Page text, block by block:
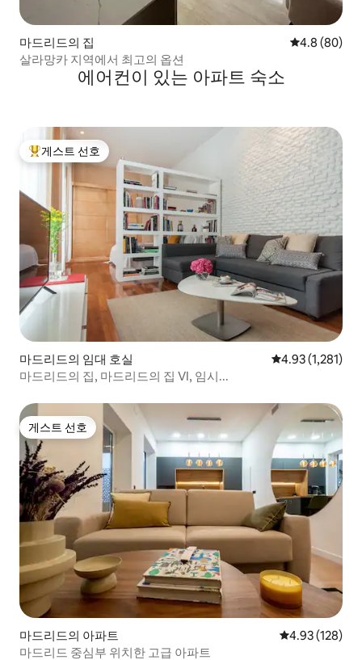
마드리드의 집 평점 4.8점(5
4.8 (80)
살라망카 지역에서 최고의 옵션
에어컨이 있는 아파트 숙소
상위 게스트 선호
게스트 선호
마드리드의 임대 호실 평점 4.93점(5점
4.93 (1,281)
마드리드의 집, 마드리드의 집 VI, 임시...
게스트 선호
게스트 선호
마드리드의 아파트 평점 4.93점(5
4.93 (128)
마드리드 중심부 위치한 고급 아파트